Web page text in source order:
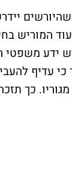
המוריש
ידע
עדיף
כך